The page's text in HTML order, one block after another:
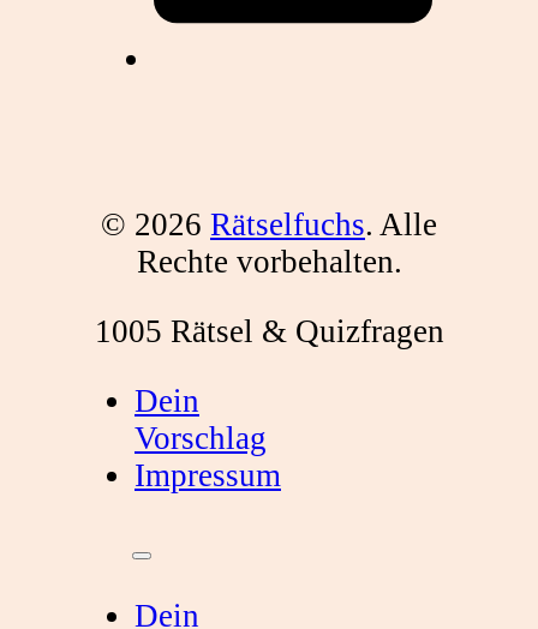
© 2026 Rätselfuchs. Alle
Rechte vorbehalten.
1005 Rätsel & Quizfragen
Dein
Vorschlag
Impressum
Dein